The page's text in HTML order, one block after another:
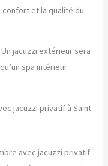
et la qualité du
jacuzzi extérieur sera
spa intérieur
jacuzzi privatif à Saint-
avec jacuzzi privatif